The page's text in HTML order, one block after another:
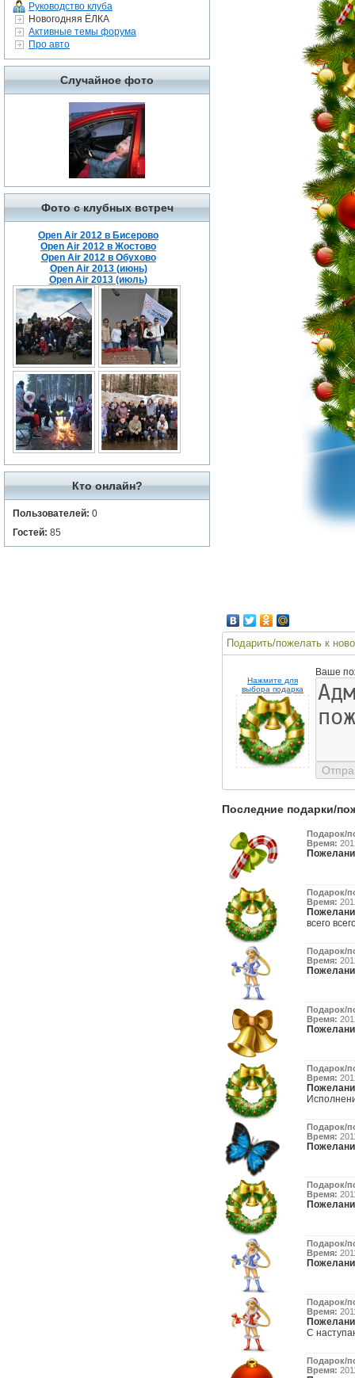
Руководство клуба
Новогодняя ЁЛКА
Активные темы форума
Про авто
Случайное фото
Фото с клубных встреч
Open Air 2012 в Бисерово
Open Air 2012 в Жостово
Open Air 2012 в Обухово
Open Air 2013 (июнь)
Open Air 2013 (июль)
Кто онлайн?
Пользователей: 0
Гостей: 85
Подарить/пожелать к
Нажмите для
выбора подарка
Ваше
Последние подарки/
Подарок/
Время:
Подарок/
Время:
всего
Подарок/
Время:
Подарок/
Время:
Подарок/
Время:
Подарок/
Время:
Подарок/
Время:
Подарок/
Время:
Подарок/
Время:
С
Подарок/
Время: